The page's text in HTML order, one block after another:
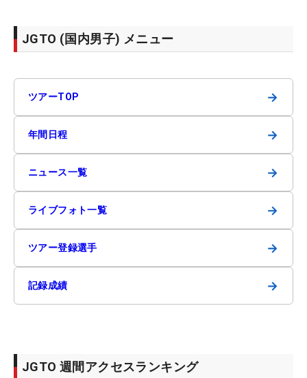
JGTO (国内男子) メニュー
ツアーTOP →
年間日程 →
ニュース一覧 →
ライブフォト一覧 →
ツアー登録選手 →
記録成績 →
JGTO 週間アクセスランキング